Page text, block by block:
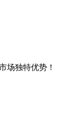
场独特优势！